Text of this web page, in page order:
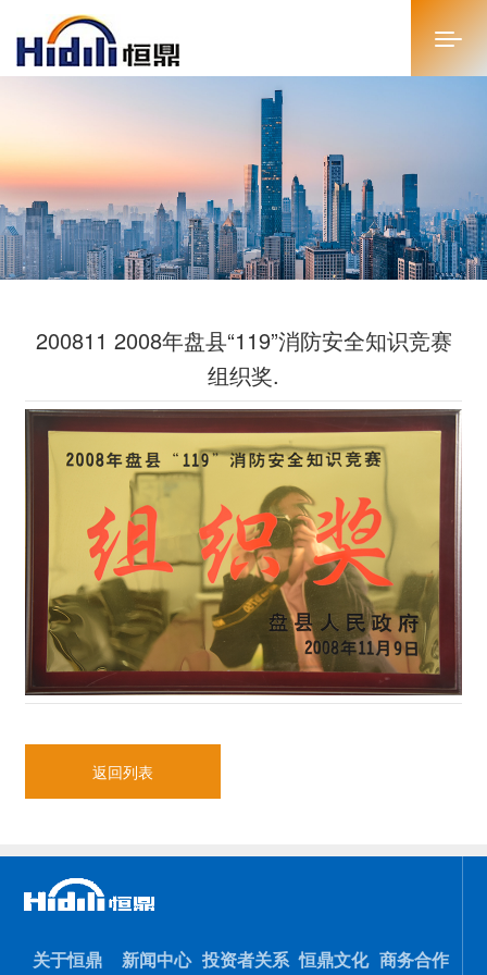
首页
关于恒鼎
新闻中心
恒鼎文化
商务合作
人才招聘
200811 2008年盘县“119”消防安全知识竞赛
组织奖.
返回列表
关于恒鼎
新闻中心 投资者关系 恒鼎文化 商务合作